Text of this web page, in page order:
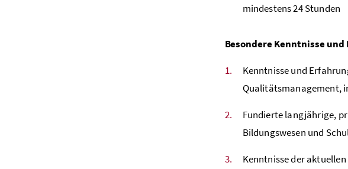
mindestens 24 Stunden
Besondere Kenntnisse
Kenntnisse und
Qualitätsmanagement,
Fundierte langjährige,
Bildungswesen und
Kenntnisse der